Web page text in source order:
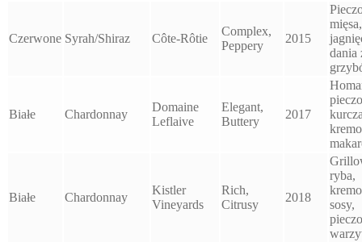
Czerwone Syrah/Shiraz Côte-Rôtie
Complex,
Peppery
2015
mięsa,
dania
Białe Chardonnay
Domaine
Leflaive
Elegant,
Buttery
2017
Białe Chardonnay
Kistler
Vineyards
Rich,
Citrusy
2018
ryba,
sosy,